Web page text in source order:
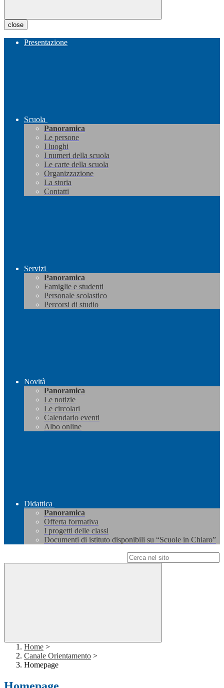
close
Presentazione
Scuola
Panoramica
Le persone
I luoghi
I numeri della scuola
Le carte della scuola
Organizzazione
La storia
Contatti
Servizi
Panoramica
Famiglie e studenti
Personale scolastico
Percorsi di studio
Novità
Panoramica
Le notizie
Le circolari
Calendario eventi
Albo online
Didattica
Panoramica
Offerta formativa
I progetti delle classi
Documenti di istituto disponibili su “Scuole in Chiaro”
Home >
Canale Orientamento >
Homepage